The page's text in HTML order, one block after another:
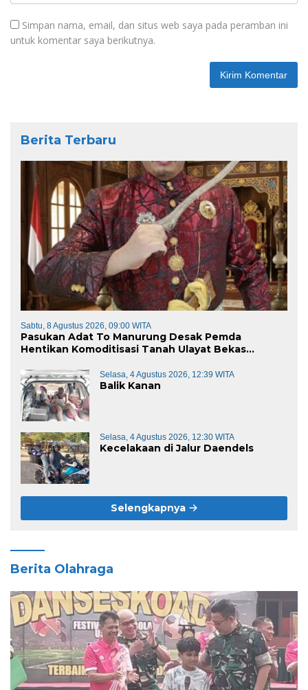
Simpan nama, email, dan situs web saya pada peramban ini
untuk komentar saya berikutnya.
Berita Terbaru
Sabtu, 8 Agustus 2026, 09:00 WITA
Pasukan Adat To Manurung Desak Pemda
Hentikan Komoditisasi Tanah Ulayat Bekas
Selasa, 4 Agustus 2026, 12:39 WITA
Balik Kanan
Selasa, 4 Agustus 2026, 12:30 WITA
Kecelakaan di Jalur Daendels
Selengkapnya
Berita Olahraga